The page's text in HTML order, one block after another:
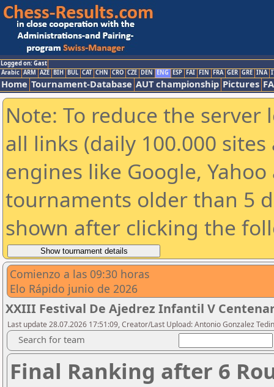
Logged on: Gast
Arabic ARM AZE BIH BUL CAT CHN CRO CZE DEN ENG ESP FAI FIN FRA GER GRE INA
Home Tournament-Database AUT championship Pictures
Note: To reduce the
all links (daily 100.000
engines like Google,
tournaments older than 5
shown after clicking the
Comienzo a las 09:30 horas
Elo Rápido junio de 2026
XXIII Festival De Ajedrez Infantil V
Last update 28.07.2026 17:51:09, Creator/Last Upload: Antonio Gonzalez Tedin
Search for team
Final Ranking after 6